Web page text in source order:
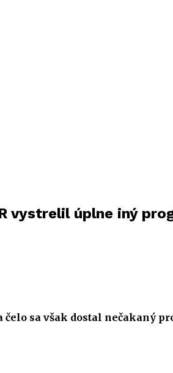
vystrelil úplne iný
sa však dostal nečakaný